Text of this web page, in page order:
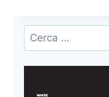
IL
Ricerca
per: